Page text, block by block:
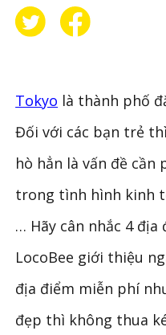
Tokyo là thành phố
Đối với các bạn trẻ
hò hẳn là vấn đề cần
trong tình hình kinh
… Hãy cân nhắc 4
LocoBee giới thiệu
địa điểm miễn phí
đẹp thì không thua